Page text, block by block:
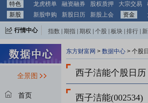
特色 龙虎榜单 融资融券 股权质押 大宗交易
新股
新股申购 新股日历 新股上会 资金
行情中心 指数 期指 期权 个股 板块 排行
全景图
首页
东方财富网 > 数据中心 > 个股
西子洁能个股日历
西子洁能(002534)